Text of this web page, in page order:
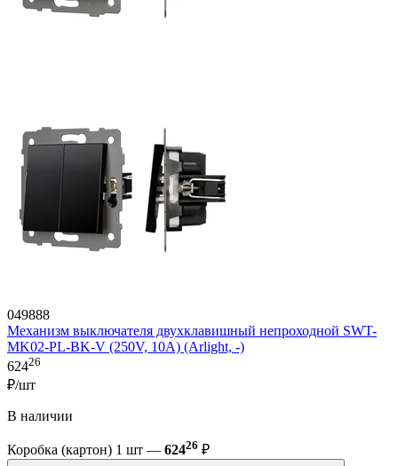
049888
Механизм выключателя двухклавишный непроходной SWT-
MK02-PL-BK-V (250V, 10A) (Arlight, -)
62426
₽/шт
В наличии
Коробка (картон) 1 шт — 62426 ₽